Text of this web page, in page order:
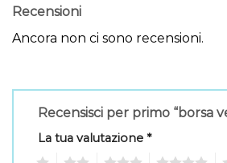
Recensioni
Ancora non ci sono recensioni.
Recensisci per primo “borsa
La tua valutazione *